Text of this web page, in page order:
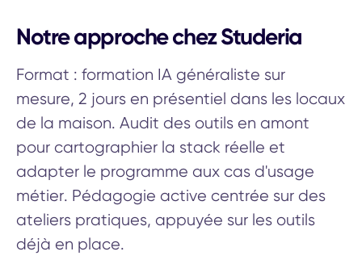
Notre approche chez Studeria
Format : formation IA généraliste sur
mesure, 2 jours en présentiel dans les locaux
de la maison. Audit des outils en amont
pour cartographier la stack réelle et
adapter le programme aux cas d'usage
métier. Pédagogie active centrée sur des
ateliers pratiques, appuyée sur les outils
déjà en place.